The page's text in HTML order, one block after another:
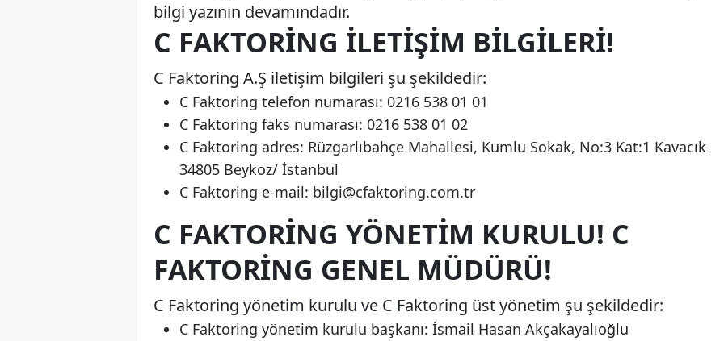
bilgi yazının devamındadır.
C FAKTORING İLETIŞIM BILGILERI!
C Faktoring A.Ş iletişim bilgileri şu şekildedir:
C Faktoring telefon numarası: 0216 538 01 01
C Faktoring faks numarası: 0216 538 01 02
C Faktoring adres: Rüzgarlıbahçe Mahallesi, Kumlu Sokak, No:3 Kat:1 Kavacık
34805 Beykoz/ İstanbul
C Faktoring e-mail: bilgi@cfaktoring.com.tr
C FAKTORING YÖNETIM KURULU! C
FAKTORING GENEL MÜDÜRÜ!
C Faktoring yönetim kurulu ve C Faktoring üst yönetim şu şekildedir:
C Faktoring yönetim kurulu başkanı: İsmail Hasan Akçakayalıoğlu